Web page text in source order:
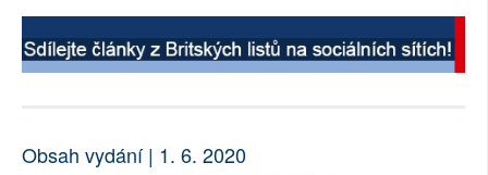
Obsah vydání | 1. 6. 2020